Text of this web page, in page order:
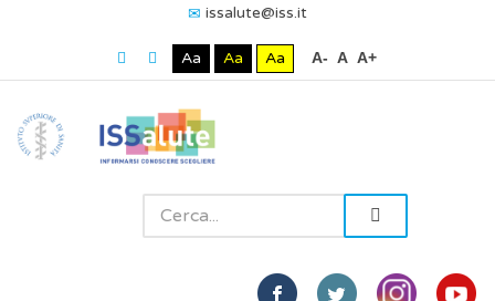
issalute@iss.it
Aa Aa Aa A- A A+